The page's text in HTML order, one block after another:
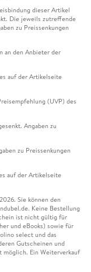
dieser Artikel
Die jeweils zutreffende
zu Preissenkungen
an den Anbieter der
auf der Artikelseite
(UVP) des
Angaben zu
zu Preissenkungen
auf der Artikelseite
Sie können den
Keine Bestellung
ist nicht gültig für
und eBooks) sowie für
select und das
Gutscheinen und
möglich. Ein Weiterverkauf